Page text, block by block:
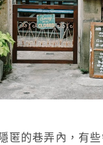
匿的巷弄內，有